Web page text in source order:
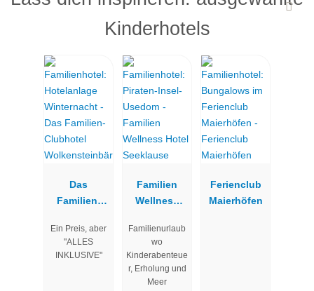
Kinderhotels
Das
Familien-
Wolkenstein
Ein Preis, aber
"ALLES
INKLUSIVE"
Familien
Wellness
Seeklause
Familienurlaub
wo
Kinderabenteue
r, Erholung und
Meer
Ferienclub
Maierhöfen